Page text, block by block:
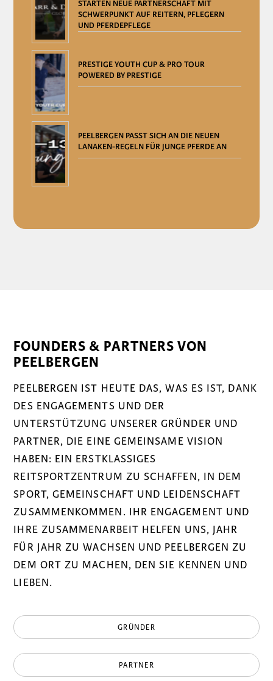
STARTEN NEUE PARTNERSCHAFT MIT
SCHWERPUNKT AUF REITERN, PFLEGERN
UND PFERDEPFLEGE
PRESTIGE YOUTH CUP & PRO TOUR
POWERED BY PRESTIGE
PEELBERGEN PASST SICH AN DIE NEUEN
LANAKEN-REGELN FÜR JUNGE PFERDE AN
FOUNDERS & PARTNERS VON
PEELBERGEN
PEELBERGEN IST HEUTE DAS, WAS ES IST, DANK
DES ENGAGEMENTS UND DER
UNTERSTÜTZUNG UNSERER GRÜNDER UND
PARTNER, DIE EINE GEMEINSAME VISION
HABEN: EIN ERSTKLASSIGES
REITSPORTZENTRUM ZU SCHAFFEN, IN DEM
SPORT, GEMEINSCHAFT UND LEIDENSCHAFT
ZUSAMMENKOMMEN. IHR ENGAGEMENT UND
IHRE ZUSAMMENARBEIT HELFEN UNS, JAHR
FÜR JAHR ZU WACHSEN UND PEELBERGEN ZU
DEM ORT ZU MACHEN, DEN SIE KENNEN UND
LIEBEN.
GRÜNDER
PARTNER